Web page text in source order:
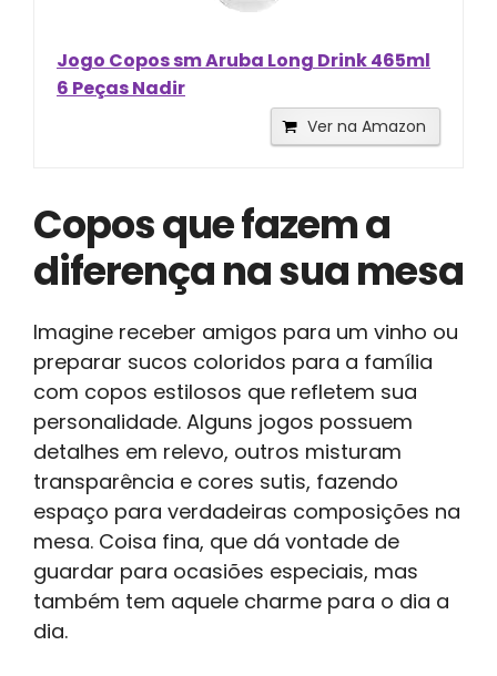
Jogo Copos sm Aruba Long Drink 465ml
6 Peças Nadir
Ver na Amazon
Copos que fazem a
diferença na sua mesa
Imagine receber amigos para um vinho ou
preparar sucos coloridos para a família
com copos estilosos que refletem sua
personalidade. Alguns jogos possuem
detalhes em relevo, outros misturam
transparência e cores sutis, fazendo
espaço para verdadeiras composições na
mesa. Coisa fina, que dá vontade de
guardar para ocasiões especiais, mas
também tem aquele charme para o dia a
dia.